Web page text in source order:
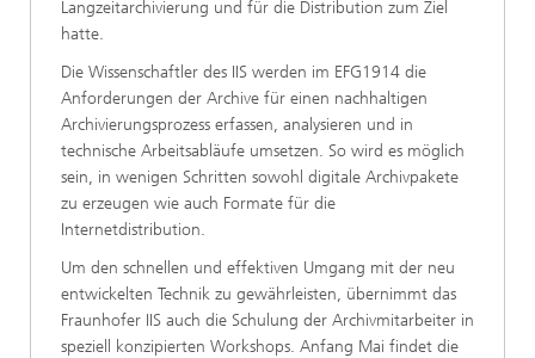
Langzeitarchivierung und für die Distribution zum Ziel
hatte.
Die Wissenschaftler des IIS werden im EFG1914 die
Anforderungen der Archive für einen nachhaltigen
Archivierungsprozess erfassen, analysieren und in
technische Arbeitsabläufe umsetzen. So wird es möglich
sein, in wenigen Schritten sowohl digitale Archivpakete
zu erzeugen wie auch Formate für die
Internetdistribution.
Um den schnellen und effektiven Umgang mit der neu
entwickelten Technik zu gewährleisten, übernimmt das
Fraunhofer IIS auch die Schulung der Archivmitarbeiter in
speziell konzipierten Workshops. Anfang Mai findet die